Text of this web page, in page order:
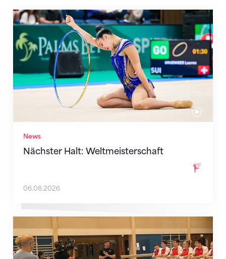
News
Nächster Halt: Weltmeisterschaft
Nächster Halt: Weltmeisterschaft
06.08.2026
Mit klaren Zielen nach Zagreb